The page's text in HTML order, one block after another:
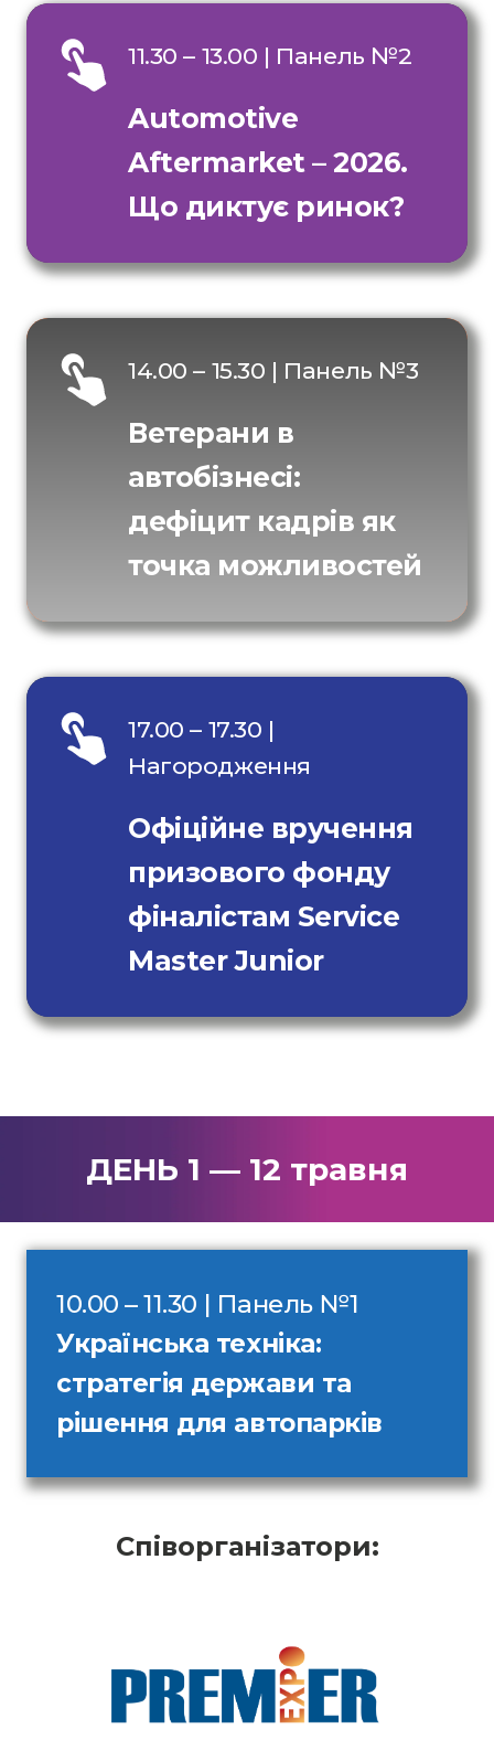
11.30 – 13.00 | Панель №2
Automotive
Aftermarket – 2026.
Що диктує ринок?
14.00 – 15.30 | Панель №3
Ветерани в
автобізнесі:
дефіцит кадрів як
точка можливостей
17.00 – 17.30 |
Нагородження
Офіційне вручення
призового фонду
фіналістам Service
Master Junior
ДЕНЬ 1 — 12 травня
10.00 – 11.30 | Панель №1
Українська техніка:
стратегія держави та
рішення для автопарків
Співорганізатори: